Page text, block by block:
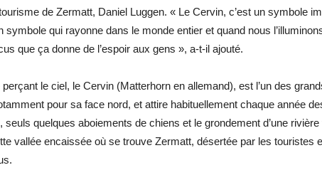
de Zermatt, Daniel Luggen. « Le Cervin, c’est un symbole
symbole qui rayonne dans le monde entier et quand nous
que ça donne de l’espoir aux gens », a-t-il ajouté.
le ciel, le Cervin (Matterhorn en allemand), est l’un des
pour sa face nord, et attire habituellement chaque année
seuls quelques aboiements de chiens et le grondement d’une
vallée encaissée où se trouve Zermatt, désertée par les touristes